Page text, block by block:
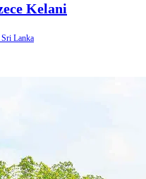
Kelani
Lanka